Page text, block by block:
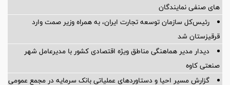
های صنفی نمایندگان
رئیس‌کل سازمان توسعه تجارت ایران، به همراه وزیر صمت وارد
قرقیزستان شد
دیدار مدیر هماهنگی مناطق ویژه اقتصادی کشور با مدیرعامل شهر
صنعتی کاوه
گزارش مسیر احیا و دستاوردهای عملیاتی بانک سرمایه در مجمع عمومی